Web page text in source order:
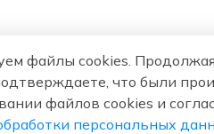
файлы cookies.
что были
файлов cookies и
персональных